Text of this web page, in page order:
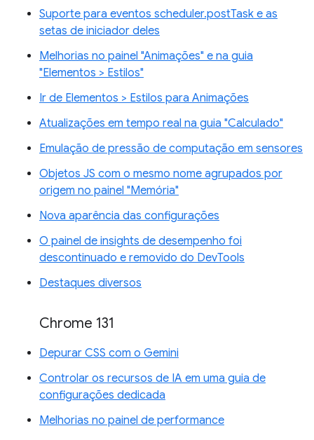
Suporte para eventos scheduler.postTask e as
setas de iniciador deles
Melhorias no painel "Animações" e na guia
"Elementos > Estilos"
Ir de Elementos > Estilos para Animações
Atualizações em tempo real na guia "Calculado"
Emulação de pressão de computação em sensores
Objetos JS com o mesmo nome agrupados por
origem no painel "Memória"
Nova aparência das configurações
O painel de insights de desempenho foi
descontinuado e removido do DevTools
Destaques diversos
Chrome 131
Depurar CSS com o Gemini
Controlar os recursos de IA em uma guia de
configurações dedicada
Melhorias no painel de performance